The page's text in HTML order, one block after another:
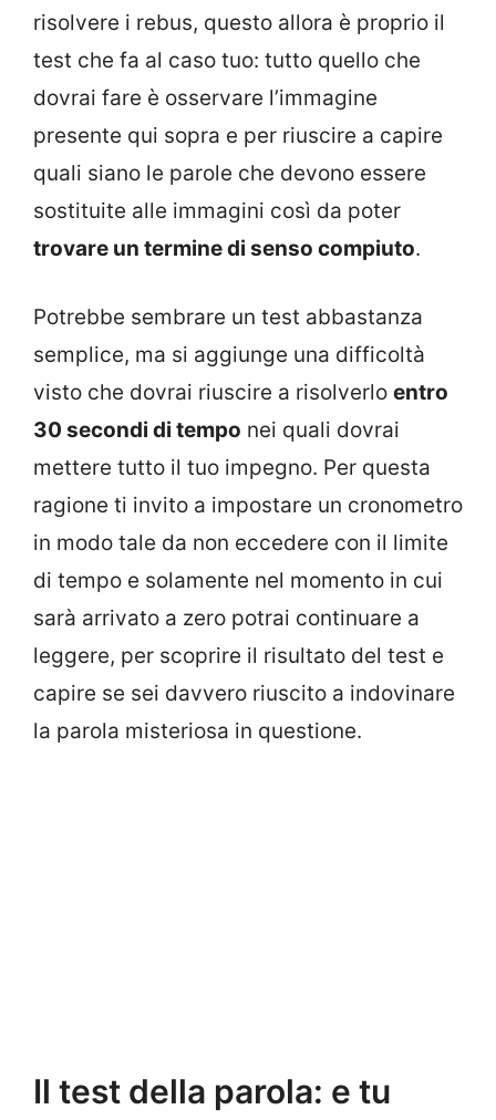
risolvere i rebus, questo allora è proprio il
test che fa al caso tuo: tutto quello che
dovrai fare è osservare l’immagine
presente qui sopra e per riuscire a capire
quali siano le parole che devono essere
sostituite alle immagini così da poter
trovare un termine di senso compiuto.
Potrebbe sembrare un test abbastanza
semplice, ma si aggiunge una difficoltà
visto che dovrai riuscire a risolverlo entro
30 secondi di tempo nei quali dovrai
mettere tutto il tuo impegno. Per questa
ragione ti invito a impostare un cronometro
in modo tale da non eccedere con il limite
di tempo e solamente nel momento in cui
sarà arrivato a zero potrai continuare a
leggere, per scoprire il risultato del test e
capire se sei davvero riuscito a indovinare
la parola misteriosa in questione.
Il test della parola: e tu